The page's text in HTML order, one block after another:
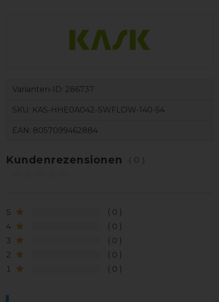
Varianten-ID: 286737
SKU: KAS-HHE0A042-SWFLOW-140-54
EAN: 8057099462884
Kundenrezensionen (0)
5
0
4
0
3
0
2
0
1
0